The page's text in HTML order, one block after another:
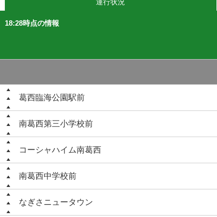
運行状況
18:28時点の情報
葛西臨海公園駅前
南葛西第三小学校前
コーシャハイム南葛西
南葛西中学校前
なぎさニュータウン